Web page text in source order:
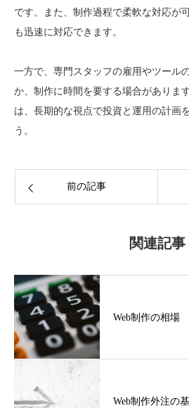
です。また、制作過程で柔軟な対応が
も迅速に対応できます。
一方で、専門スタッフの雇用やツール
か、制作に時間を要する場合がありま
は、長期的な視点で投資と運用の計画
う。
前の記事
関連記事
Web制作の相場
Web制作外注の